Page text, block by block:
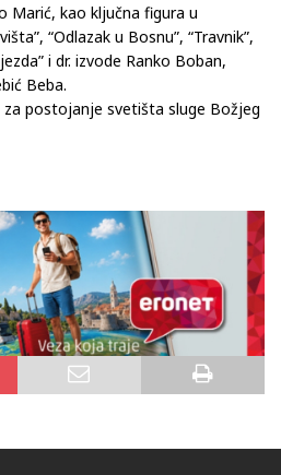
Marić, kao ključna figura u
“Odlazak u Bosnu”, “Travnik”,
i dr. izvode Ranko Boban,
Beba.
postojanje svetišta sluge Božjeg